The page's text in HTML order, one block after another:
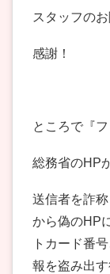
スタッフの
感謝！
ところで『
総務省のHP
送信者を詐
から偽のHP
トカード番
報を盗み出す